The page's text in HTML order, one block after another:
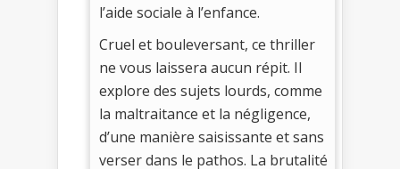
l’aide sociale à l’enfance.
Cruel et bouleversant, ce thriller
ne vous laissera aucun répit. Il
explore des sujets lourds, comme
la maltraitance et la négligence,
d’une manière saisissante et sans
verser dans le pathos. La brutalité